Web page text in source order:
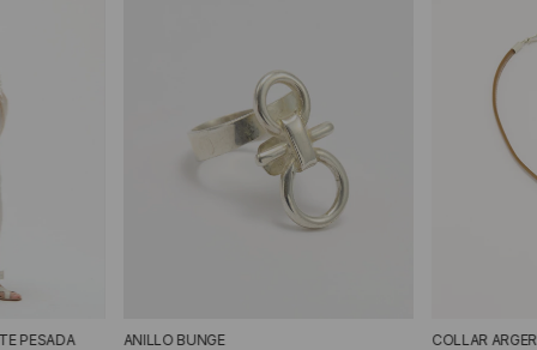
PESADA
ANILLO BUNGE
COLLAR